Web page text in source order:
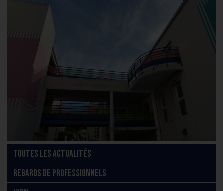
TOUTES LES ACTUALITÉS
REGARDS DE PROFESSIONNELS